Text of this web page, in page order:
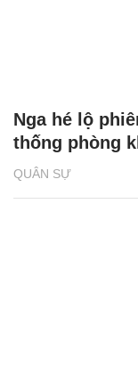
QUÂN SỰ
Nga hé lộ
thống phòng